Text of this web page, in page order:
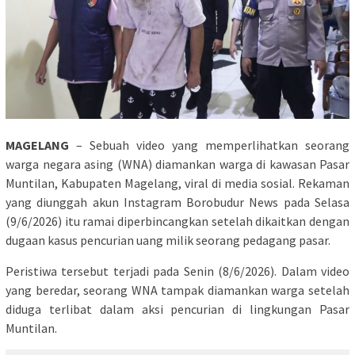
MAGELANG – Sebuah video yang memperlihatkan seorang
warga negara asing (WNA) diamankan warga di kawasan Pasar
Muntilan, Kabupaten Magelang, viral di media sosial. Rekaman
yang diunggah akun Instagram Borobudur News pada Selasa
(9/6/2026) itu ramai diperbincangkan setelah dikaitkan dengan
dugaan kasus pencurian uang milik seorang pedagang pasar.
Peristiwa tersebut terjadi pada Senin (8/6/2026). Dalam video
yang beredar, seorang WNA tampak diamankan warga setelah
diduga terlibat dalam aksi pencurian di lingkungan Pasar
Muntilan.